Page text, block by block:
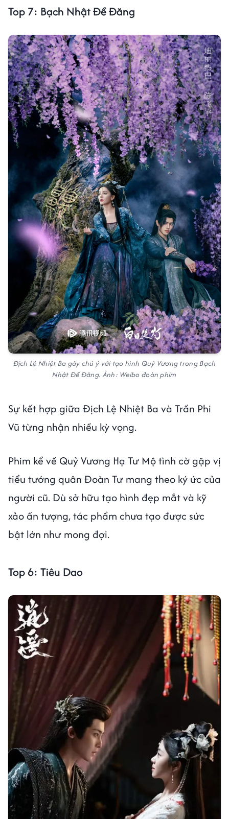
Top 7: Bạch Nhật Đề Đăng
Địch Lệ Nhiệt Ba gây chú ý với tạo hình Quỷ Vương trong Bạch
Nhật Đề Đăng. Ảnh: Weibo đoàn phim
Sự kết hợp giữa Địch Lệ Nhiệt Ba và Trần Phi
Vũ từng nhận nhiều kỳ vọng.
Phim kể về Quỷ Vương Hạ Tư Mộ tình cờ gặp vị
tiểu tướng quân Đoàn Tư mang theo ký ức của
người cũ. Dù sở hữu tạo hình đẹp mắt và kỹ
xảo ấn tượng, tác phẩm chưa tạo được sức
bật lớn như mong đợi.
Top 6: Tiêu Dao